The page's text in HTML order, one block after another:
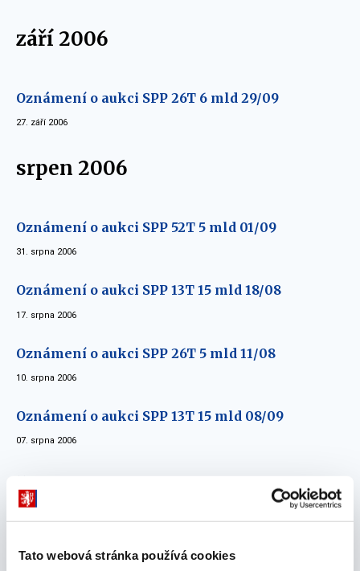
Tato webová stránka používá cookies
září 2006
Oznámení o aukci SPP 26T 6 mld 29/09
27. září 2006
srpen 2006
Oznámení o aukci SPP 52T 5 mld 01/09
31. srpna 2006
Oznámení o aukci SPP 13T 15 mld 18/08
17. srpna 2006
Oznámení o aukci SPP 26T 5 mld 11/08
10. srpna 2006
Oznámení o aukci SPP 13T 15 mld 08/09
07. srpna 2006
červenec 2006